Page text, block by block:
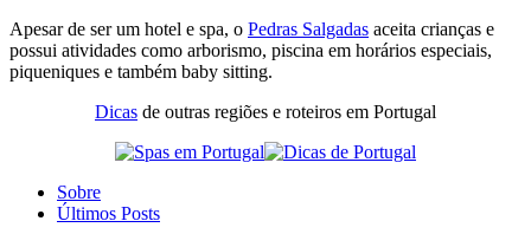
Apesar de ser um hotel e spa, o Pedras Salgadas aceita crianças e
possui atividades como arborismo, piscina em horários especiais,
piqueniques e também baby sitting.
Dicas de outras regiões e roteiros em Portugal
Sobre
Últimos Posts